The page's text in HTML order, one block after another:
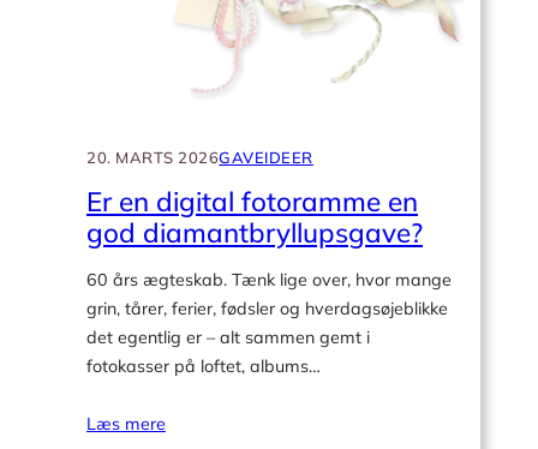
20. MARTS 2026GAVEIDEER
Er en digital fotoramme en
god diamantbryllupsgave?
60 års ægteskab. Tænk lige over, hvor mange
grin, tårer, ferier, fødsler og hverdagsøjeblikke
det egentlig er – alt sammen gemt i
fotokasser på loftet, albums…
Læs mere